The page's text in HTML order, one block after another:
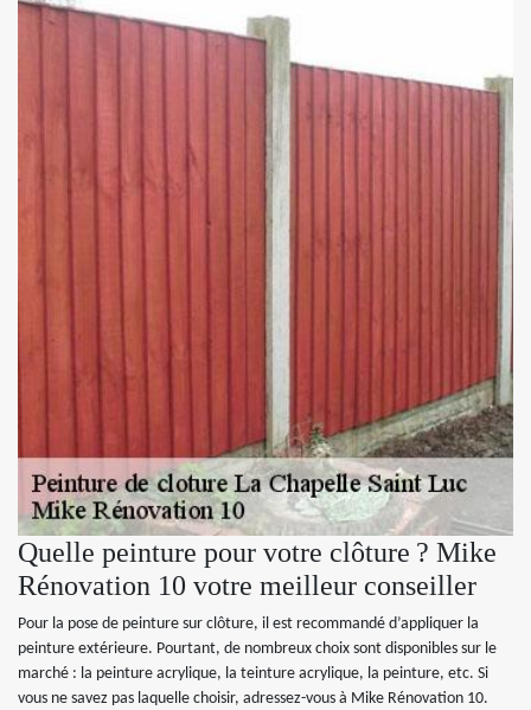
Quelle peinture pour votre clôture ? Mike
Rénovation 10 votre meilleur conseiller
Pour la pose de peinture sur clôture, il est recommandé d’appliquer la
peinture extérieure. Pourtant, de nombreux choix sont disponibles sur le
marché : la peinture acrylique, la teinture acrylique, la peinture, etc. Si
vous ne savez pas laquelle choisir, adressez-vous à Mike Rénovation 10.